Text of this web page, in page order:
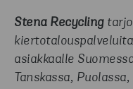
Stena Recycling
asiakkaalle
Tanskassa,